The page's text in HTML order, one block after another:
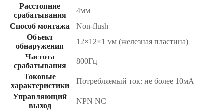
Расстояние
срабатывания
4мм
Способ монтажа
Non-flush
Объект
обнаружения
12×12×1 мм (железная пластина)
Частота
срабатывания
800Гц
Токовые
характеристики
Потребляемый ток: не более 10мА
Управляющий
выход
NPN NC